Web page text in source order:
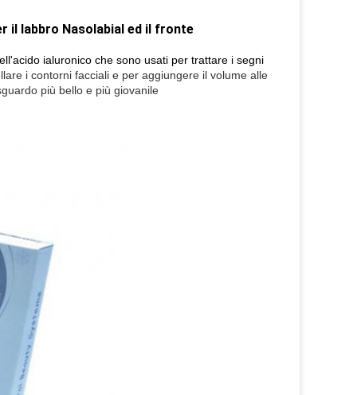
il labbro Nasolabial ed il fronte
ialuronico che sono usati per trattare i segni
i contorni facciali e per aggiungere il volume alle
più bello e più giovanile